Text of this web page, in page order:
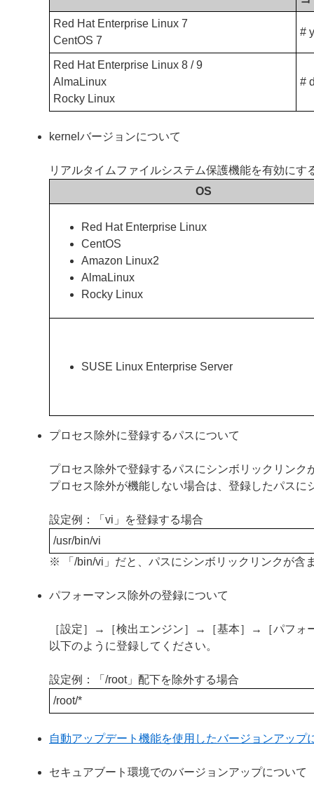
Red Hat Enterprise Linux 7
CentOS 7
#
Red Hat Enterprise Linux 8 / 9
AlmaLinux
Rocky Linux
#
kernelバージョンについて
リアルタイムファイルシステム保護機能を有効に
OS
Red Hat Enterprise Linux
CentOS
Amazon Linux2
AlmaLinux
Rocky Linux
SUSE Linux Enterprise Server
プロセス除外に登録するパスについて
プロセス除外で登録するパスにシンボリックリンク
プロセス除外が機能しない場合は、登録したパス
設定例：「vi」を登録する場合
/usr/bin/vi
※ 「/bin/vi」だと、パスにシンボリックリンクが含
パフォーマンス除外の登録について
［設定］→［検出エンジン］→［基本］→［パフォ
以下のように登録してください。
設定例：「/root」配下を除外する場合
/root/*
自動アップデート機能を使用したバージョンアップ
セキュアブート環境でのバージョンアップについて